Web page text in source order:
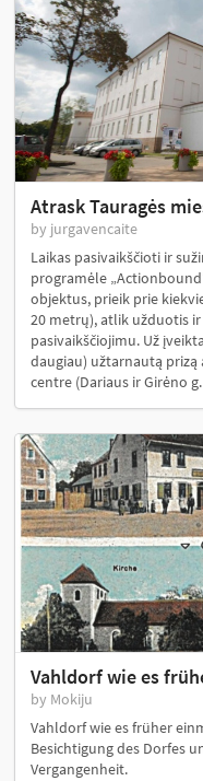
Atrask Tauragės
by jurgavencaite
Laikas pasivaikščioti ir
programėle
objektus, prieik prie
20 metrų), atlik užduotis
pasivaikščiojimu. Už
daugiau) užtarnautą
centre (Dariaus ir Girėno g.
Vahldorf wie es
by Mokiju
Vahldorf wie es früher
Besichtigung des Dorfes
Vergangenheit.